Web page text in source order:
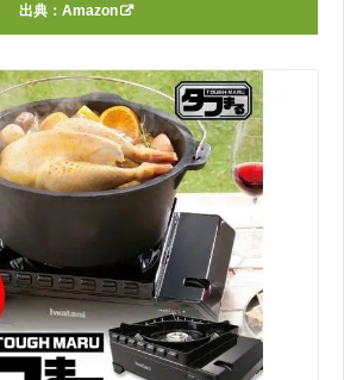
出典： Amazon